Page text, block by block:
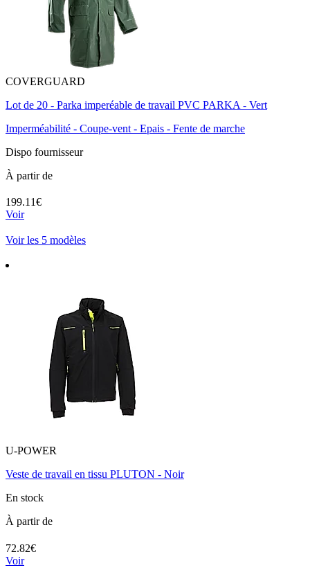
COVERGUARD
Lot de 20 - Parka imperéable de travail PVC PARKA - Vert
Imperméabilité - Coupe-vent - Epais - Fente de marche
Dispo fournisseur
À partir de
199.11€
Voir
Voir les 5 modèles
U-POWER
Veste de travail en tissu PLUTON - Noir
En stock
À partir de
72.82€
Voir